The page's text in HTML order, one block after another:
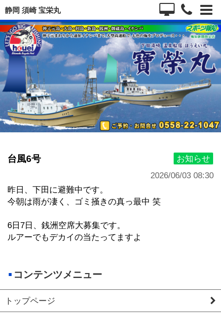
静岡 須崎 宝栄丸
お知らせ
台風6号
2026/06/03 08:30
昨日、下田に避難中です。
今朝は雨が凄く、ゴミ掻きの真っ最中 笑
6日7日、銭洲空席大募集です。
ルアーでもデカイの当たってますよ
コンテンツメニュー
トップページ